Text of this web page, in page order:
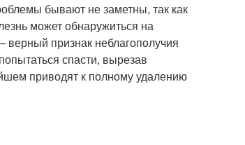
бывают не заметны, так как
может обнаружиться на
верный признак неблагополучия
спасти, вырезав
приводят к полному удалению